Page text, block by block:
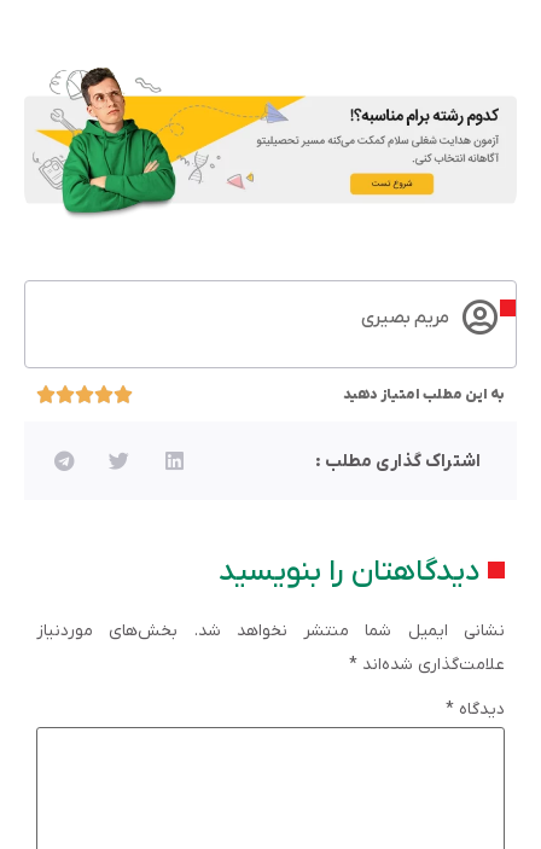
مریم بصیری
به این مطلب امتیاز دهید
اشتراک گذاری مطلب :
دیدگاهتان را بنویسید
نشانی ایمیل شما منتشر نخواهد شد.
بخش‌های موردنیاز
علامت‌گذاری شده‌اند *
دیدگاه *